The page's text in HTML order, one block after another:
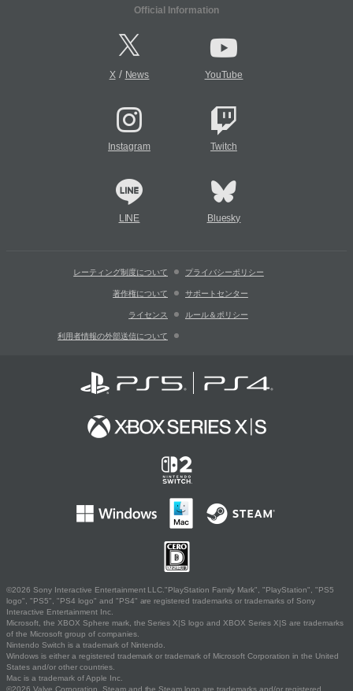
Official Information
X/ News YouTube
Instagram Twitch
LINE Bluesky
レーティング制度について プライバシーポリシー
著作権について サポートセンター
ライセンス ルール＆ポリシー
利用者情報の外部送信について
©2026 Sony Interactive Entertainment LLC."PlayStation Family Mark", "PlayStation", "PS5
logo", "PS5", "PS4 logo" and "PS4" are registered trademarks or trademarks of Sony
Interactive Entertainment Inc.
Microsoft, the XBOX Sphere mark, the Series X|S logo and XBOX Series X|S are trademarks
of the Microsoft group of companies.
Nintendo Switch is a trademark of Nintendo.
Windows is either a registered trademark or trademark of Microsoft Corporation in the United
States and/or other countries.
Mac is a trademark of Apple Inc.
©2026 Valve Corporation. Steam and the Steam logo are trademarks and/or registered